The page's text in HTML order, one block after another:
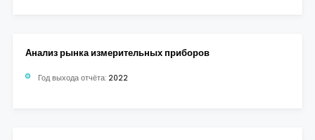
Анализ рынка измерительных приборов
Год выхода отчёта: 2022